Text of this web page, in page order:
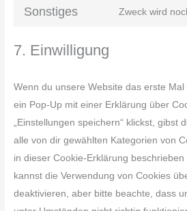
Sonstiges Zweck wird
7. Einwilligung
Wenn du unsere Website das erste
ein Pop-Up mit einer Erklärung über
„Einstellungen speichern“ klickst, gibst
alle von dir gewählten Kategorien von
in dieser Cookie-Erklärung
kannst die Verwendung von Cookies
deaktivieren, aber bitte beachte, dass